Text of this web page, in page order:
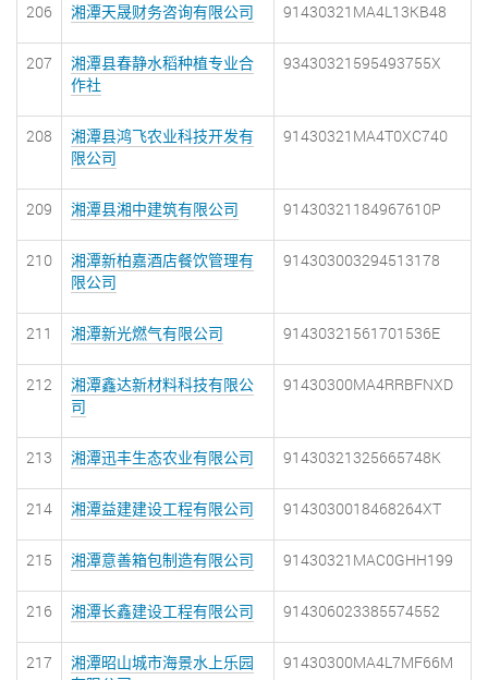
206 湘潭天晟财务咨询有限公司 91430321MA4L13KB48
207
湘潭县春静水稻种植专业合
作社
93430321595493755X
208
湘潭县鸿飞农业科技开发有
限公司
91430321MA4T0XC740
209 湘潭县湘中建筑有限公司 91430321184967610P
210
湘潭新柏嘉酒店餐饮管理有
限公司
914303003294513178
211 湘潭新光燃气有限公司 91430321561701536E
212
湘潭鑫达新材料科技有限公
司
91430300MA4RRBFNXD
213 湘潭迅丰生态农业有限公司 91430321325665748K
214 湘潭益建建设工程有限公司 9143030018468264XT
215 湘潭意善箱包制造有限公司 91430321MAC0GHH199
216 湘潭长鑫建设工程有限公司 914306023385574552
217
湘潭昭山城市海景水上乐园
91430300MA4L7MF66M